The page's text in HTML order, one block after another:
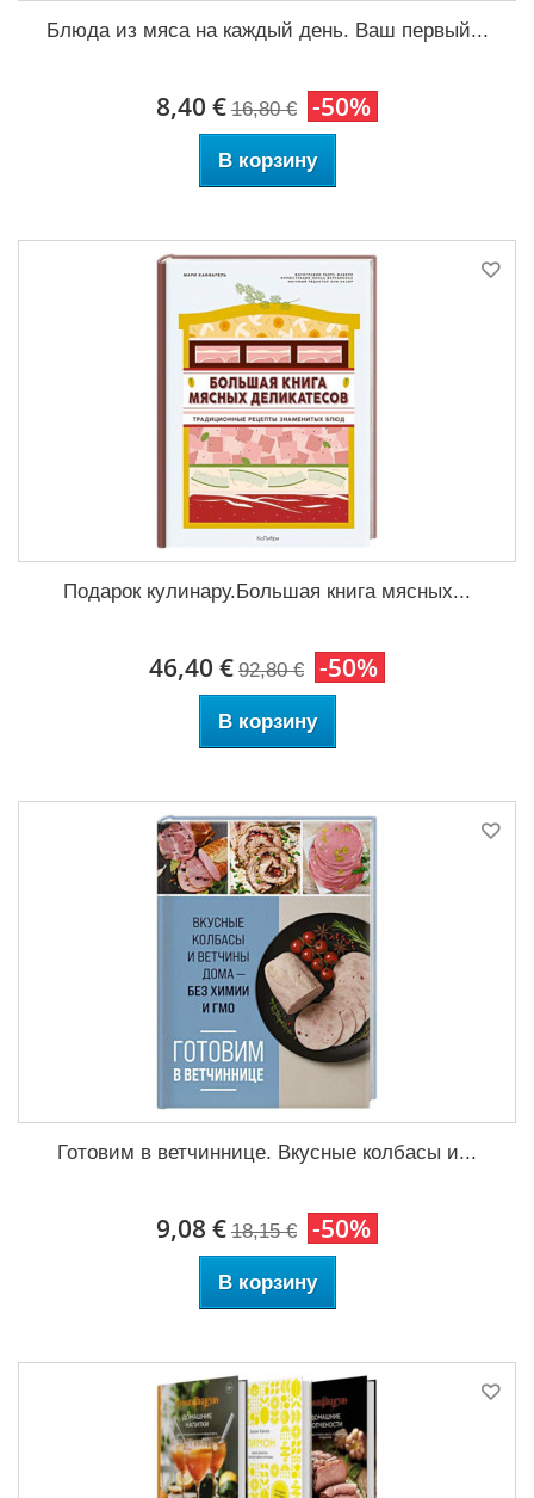
Блюда из мяса на каждый день. Ваш первый...
8,40 € 16,80 € -50%
В корзину
Подарок кулинару.Большая книга мясных...
46,40 € 92,80 € -50%
В корзину
Готовим в ветчиннице. Вкусные колбасы и...
9,08 € 18,15 € -50%
В корзину